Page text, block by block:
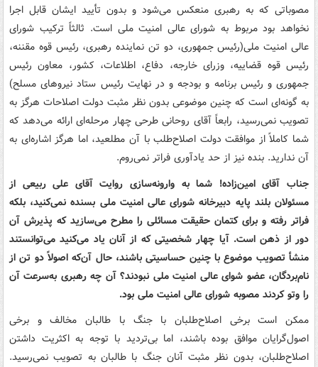
مصوباتی که به رهبری منعکس می‌شود و بدون تأیید ایشان قابل اجرا
نخواهد بود مربوط به شورای عالی امنیت ملی است. ثالثاً ترکیب شورای
عالی امنیت ملی(رئیس جمهوری، دو تن نماینده رهبری، رئیس قوه مقننه،
رئیس قوه قضاییه، وزرای خارجه، دفاع، اطلاعات، کشور، معاون رئیس
جمهوری و رئیس برنامه و بودجه و در نهایت رئیس ستاد نیروهای مسلح)
به گونه‌ای است که چنین موضوعی بدون نظر مثبت دولت اصلاحات هرگز به
تصویب نمی‌رسید، رابعاً آقای روحانی طرحی چهار مرحله‌ای ارائه می‌دهد که
شما کاملاً از موافقت دولت اصلاح‌طلب با آن مطلعید، اما هرگز اشاره‌ای به
آن ندارید. بنده نیز از حد یادآوری فراتر نمی‌روم.
جناب آقای امین‌زاده! شما به وارونه‌سازی روایت‌ آقای علی ربیعی از
مسئولان بلند پایه دبیرخانه شورای عالی امنیت ملی بسنده نمی‌کنید، بلکه
فراتر رفته و برای کتمان حقیقت مسائلی را مطرح می‌سازید که پذیرش آن
دور از ذهن است. آیا چهار شخصیتی که از آنان یاد می‌کنید می‌توانستند
منشأ تصویب موضوع با چنین حساسیتی باشند، حال آن‌که اصولاً دو تن از
نام‌بردگان، عضو شوای عالی امنیت ملی نبودند؟ آن چه رهبری به‌سرعت آن
را وتو کردند مصوبه شورای عالی امنیت ملی بود.
ممکن است برخی اصلاح‌طلبان با جنگ با طالبان مخالف و برخی
اصول‌گرایان موافق بوده باشند، اما بی‌تردید با توجه به اکثریت داشتن
اصلاح‌طلبان، بدون نظر مثبت آنان جنگ با طالبان به تصویب نمی‌رسید.